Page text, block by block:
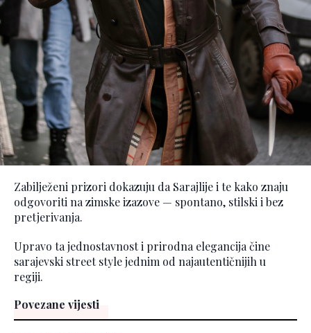
Zabilježeni prizori dokazuju da Sarajlije i te kako znaju
odgovoriti na zimske izazove — spontano, stilski i bez
pretjerivanja.
Upravo ta jednostavnost i prirodna elegancija čine
sarajevski street style jednim od najautentičnijih u
regiji.
Povezane vijesti